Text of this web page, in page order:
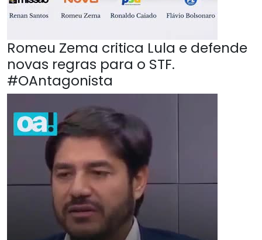
Romeu Zema critica Lula e defende
novas regras para o STF.
#OAntagonista